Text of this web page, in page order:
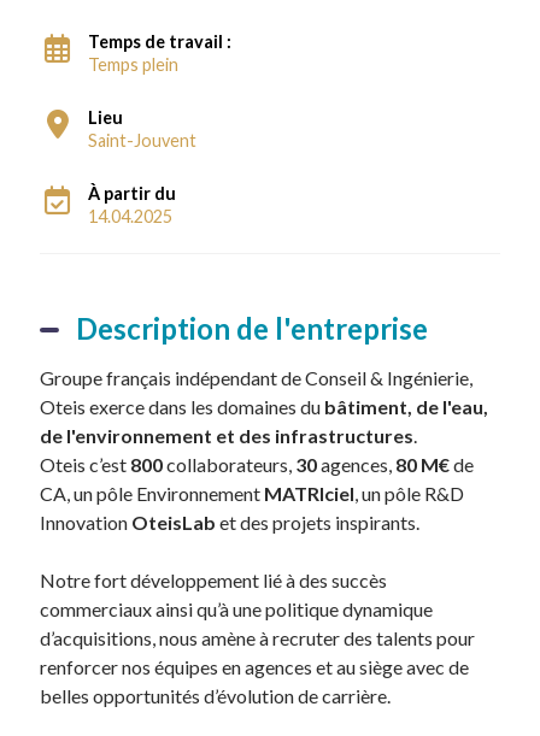
Temps de travail :
Temps plein
Lieu
Saint-Jouvent
À partir du
14.04.2025
Description de l'entreprise
Groupe français indépendant de Conseil & Ingénierie,
Oteis exerce dans les domaines du bâtiment, de l'eau,
de l'environnement et des infrastructures.
Oteis c’est 800collaborateurs, 30agences, 80 M€de
CA, un pôle Environnement MATRIciel, un pôle R&D
Innovation OteisLab et des projets inspirants.
Notre fort développement lié à des succès
commerciaux ainsi qu’à une politique dynamique
d’acquisitions, nous amène à recruter des talents pour
renforcer nos équipes en agences et au siège avec de
belles opportunités d’évolution de carrière.